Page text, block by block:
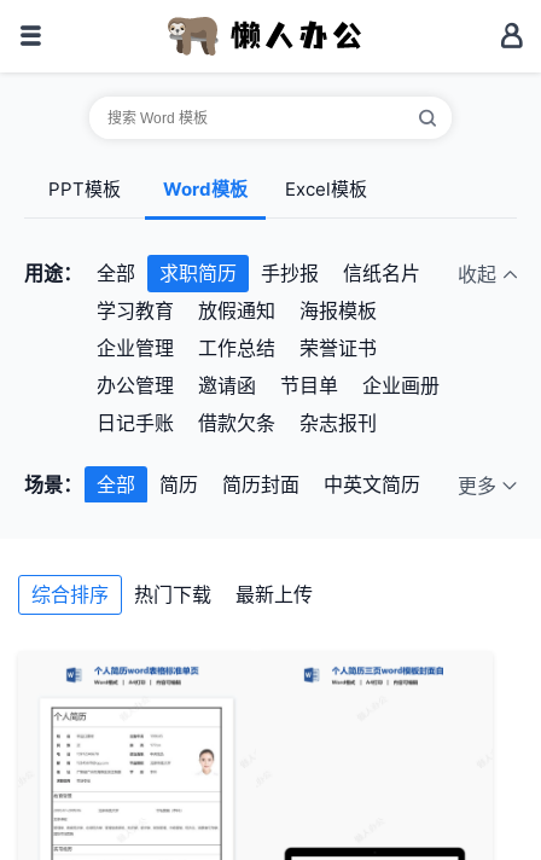
PPT模板 Word模板 Excel模板
用途： 全部 求职简历 手抄报
信纸名片
学习教育
放假通知
海报模板
企业管理
工作总结
荣誉证书
办公管理
邀请函 节目单
企业画册
日记手账
借款欠条 杂志报刊
收起
场景： 全部 简历 简历封面
中英文简历
更多
综合排序 热门下载 最新上传